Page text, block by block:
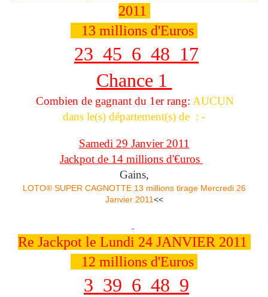
2011
13 millions d'Euros
23 45 6 48 17
Chance 1
Combien de gagnant du 1er rang: AUCUN
dans le(s) département(s) de : -
Samedi 29 Janvier 2011
Jackpot de 14 millions d'€uros
Gains,
LOTO® SUPER CAGNOTTE 13 millions tirage Mercredi 26
Janvier 2011<<
Re Jackpot le Lundi 24 JANVIER 2011
12 millions d'Euros
3 39 6 48 9